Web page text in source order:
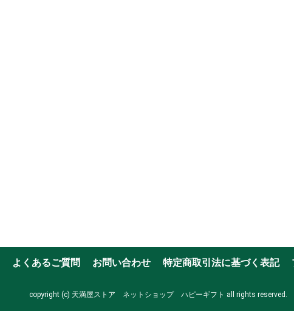
よくあるご質問 お問い合わせ 特定商取引法に基づく表記
copyright (c) 天満屋ストア ネットショップ ハピーギフト all rights reserved.